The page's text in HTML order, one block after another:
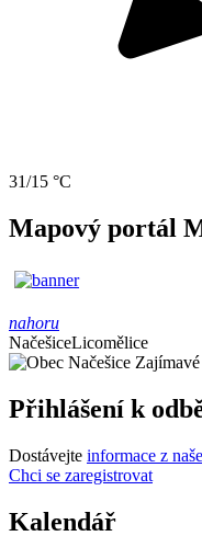
31/15 °C
Mapový portál
nahoru
NačešiceLicomělice
Přihlášení k
Dostávejte informace z
Chci se zaregistrovat
Kalendář